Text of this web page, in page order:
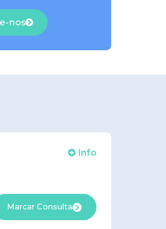
nos
Info
Marcar Consulta